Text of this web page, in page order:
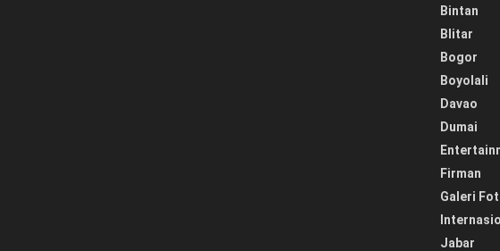
Bintan
Blitar
Bogor
Boyolali
Davao
Dumai
Firman
Galeri
Jabar